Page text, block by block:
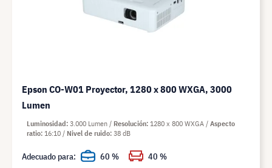
Epson CO-W01 Proyector, 1280 x 800 WXGA, 3000
Lumen
Luminosidad 3.000 Lumen Resolución 1280 x 800 WXGA
Aspecto
ratio 16:10 Nivel de ruido 38 dB
Adecuado para: 60 % 40 %